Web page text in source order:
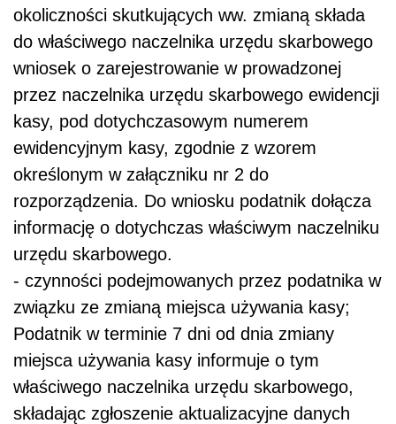
okoliczności skutkujących ww. zmianą składa
do właściwego naczelnika urzędu skarbowego
wniosek o zarejestrowanie w prowadzonej
przez naczelnika urzędu skarbowego ewidencji
kasy, pod dotychczasowym numerem
ewidencyjnym kasy, zgodnie z wzorem
określonym w załączniku nr 2 do
rozporządzenia. Do wniosku podatnik dołącza
informację o dotychczas właściwym naczelniku
urzędu skarbowego.
- czynności podejmowanych przez podatnika w
związku ze zmianą miejsca używania kasy;
Podatnik w terminie 7 dni od dnia zmiany
miejsca używania kasy informuje o tym
właściwego naczelnika urzędu skarbowego,
składając zgłoszenie aktualizacyjne danych